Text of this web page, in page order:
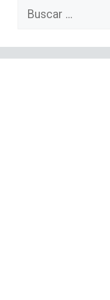
Buscar: